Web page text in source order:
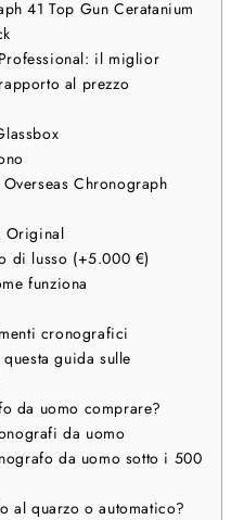
41 Top Gun Ceratanium
il miglior
al prezzo
Chronograph
Original
di lusso (+5.000 €)
funziona
cronografici
guida sulle
da uomo comprare?
da uomo
da uomo sotto i 500
al quarzo o automatico?